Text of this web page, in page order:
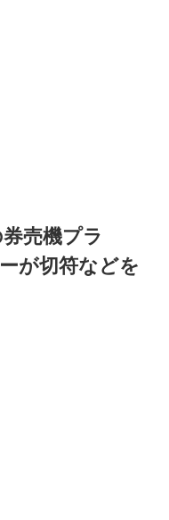
売機プラ
が切符などを